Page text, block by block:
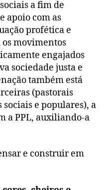
a fim de
apoio com as
profética e
movimentos
engajados
sociedade justa e
também está
(pastorais
e populares), a
a PPL, auxiliando-a
e construir em